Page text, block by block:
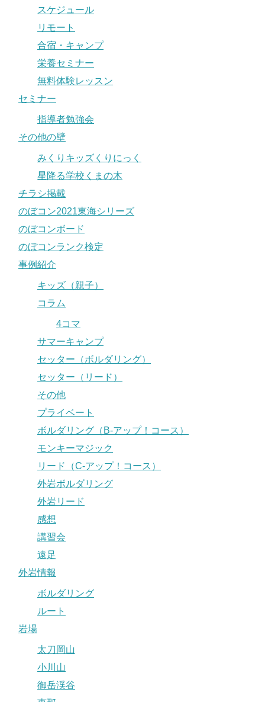
スケジュール
リモート
合宿・キャンプ
栄養セミナー
無料体験レッスン
セミナー
指導者勉強会
その他の壁
みくりキッズくりにっく
星降る学校くまの木
チラシ掲載
のぼコン2021東海シリーズ
のぼコンボード
のぼコンランク検定
事例紹介
キッズ（親子）
コラム
4コマ
サマーキャンプ
セッター（ボルダリング）
セッター（リード）
その他
プライベート
ボルダリング（B-アップ！コース）
モンキーマジック
リード（C-アップ！コース）
外岩ボルダリング
外岩リード
感想
講習会
遠足
外岩情報
ボルダリング
ルート
岩場
太刀岡山
小川山
御岳渓谷